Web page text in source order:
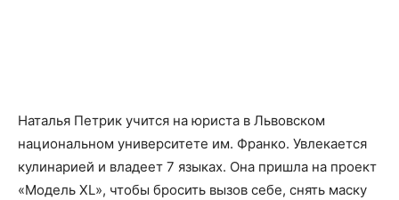
Наталья Петрик учится на юриста в Львовском
национальном университете им. Франко. Увлекается
кулинарией и владеет 7 языках. Она пришла на проект
«Модель XL», чтобы бросить вызов себе, снять маску